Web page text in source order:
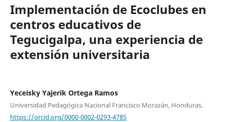
Implementación de Ecoclubes en
centros educativos de
Tegucigalpa, una experiencia de
extensión universitaria
Yeceisky Yajerik Ortega Ramos
Universidad Pedagógica Nacional Francisco Morazán, Honduras.
https://orcid.org/0000-0002-0293-4785